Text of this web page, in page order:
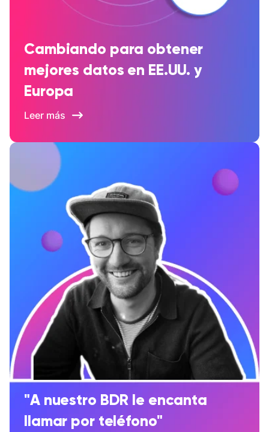
Cambiando para obtener
mejores datos en EE.UU. y
Europa
Leer más
"A nuestro BDR le encanta
llamar por teléfono"